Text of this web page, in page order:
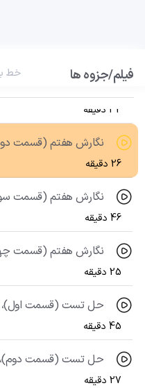
فیلم/جزوه ها خط
32 دقیقه
نگارش هفتم (قسمت دوم)،
26 دقیقه
نگارش هفتم (قسمت
46 دقیقه
نگارش هفتم (قسمت
25 دقیقه
حل تست (قسمت اول)، از
45 دقیقه
حل تست (قسمت دوم)، از
27 دقیقه